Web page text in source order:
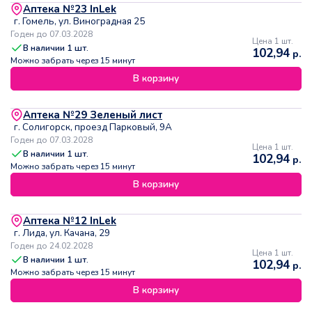
Аптека №23 InLek
г. Гомель, ул. Виноградная 25
Годен до 07.03.2028
В наличии 1 шт.
Можно забрать через 15 минут
Цена 1 шт.
102,94 р.
В корзину
Аптека №29 Зеленый лист
г. Солигорск, проезд Парковый, 9А
Годен до 07.03.2028
В наличии 1 шт.
Можно забрать через 15 минут
Цена 1 шт.
102,94 р.
В корзину
Аптека №12 InLek
г. Лида, ул. Качана, 29
Годен до 24.02.2028
В наличии 1 шт.
Можно забрать через 15 минут
Цена 1 шт.
102,94 р.
В корзину